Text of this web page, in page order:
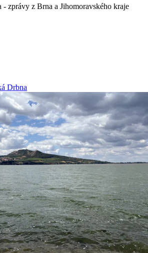
- zprávy z Brna a Jihomoravského kraje
Drbna